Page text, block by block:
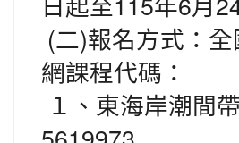
(二)報名方式：
網課程代碼：
１、東海岸潮間